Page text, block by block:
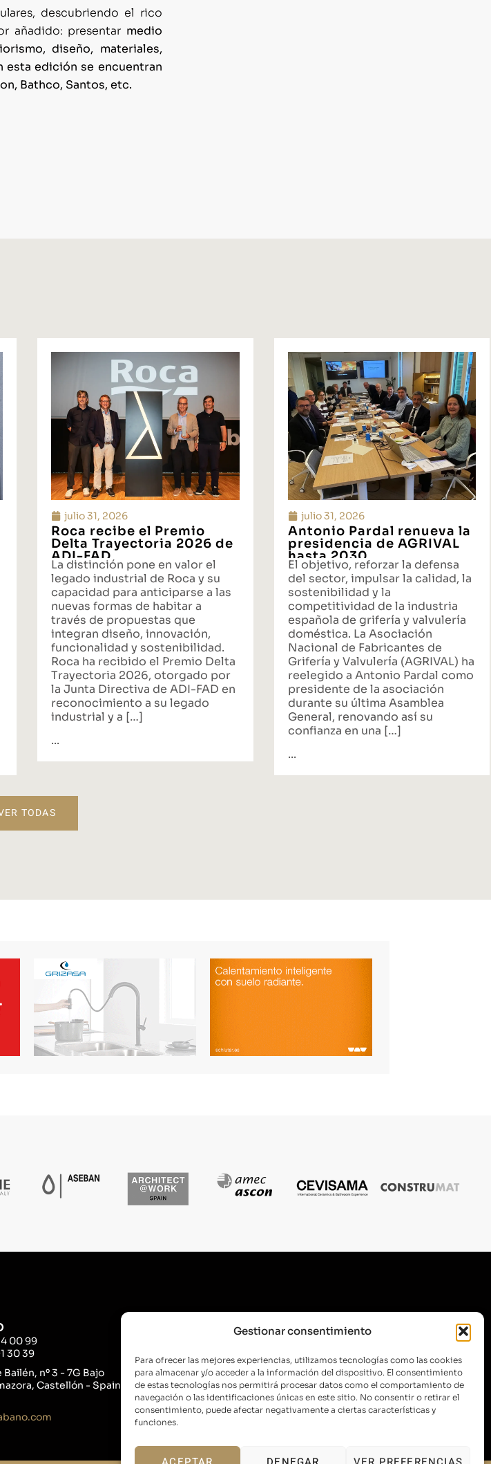
Gestionar consentimiento
Para ofrecer las mejores experiencias, utilizamos tecnologías como las cookies
para almacenar y/o acceder a la información del dispositivo. El consentimiento
de estas tecnologías nos permitirá procesar datos como el comportamiento de
navegación o las identificaciones únicas en este sitio. No consentir o retirar el
consentimiento, puede afectar negativamente a ciertas características y
funciones.
descubriendo el rico
añadido: presentar medio
diseño, materiales,
esta edición se encuentran
Bathco, Santos, etc.
julio 31, 2026
Roca recibe el Premio
Delta Trayectoria 2026 de
ADI-FAD
La distinción pone en valor el
legado industrial de Roca y su
capacidad para anticiparse a las
nuevas formas de habitar a
través de propuestas que
integran diseño, innovación,
funcionalidad y sostenibilidad.
Roca ha recibido el Premio Delta
Trayectoria 2026, otorgado por
la Junta Directiva de ADI-FAD en
reconocimiento a su legado
industrial y a […]
...
julio 31, 2026
Antonio Pardal renueva la
presidencia de AGRIVAL
hasta 2030
El objetivo, reforzar la defensa
del sector, impulsar la calidad, la
sostenibilidad y la
competitividad de la industria
española de grifería y valvulería
doméstica. La Asociación
Nacional de Fabricantes de
Grifería y Valvulería (AGRIVAL) ha
reelegido a Antonio Pardal como
presidente de la asociación
durante su última Asamblea
General, renovando así su
confianza en una […]
...
TODAS
00 99
30 39
Bailén, nº 3 - 7G Bajo
Castellón - Spain
SUSCRÍBETE A NUESTRA
ENVIAR